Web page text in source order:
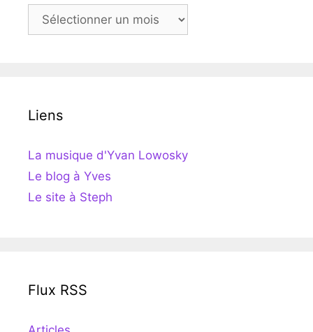
Archives
Liens
La musique d'Yvan Lowosky
Le blog à Yves
Le site à Steph
Flux RSS